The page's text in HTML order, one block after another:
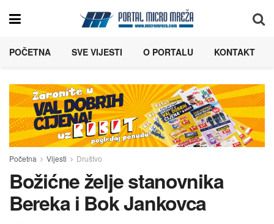
POČETNA SVE VIJESTI O PORTALU KONTAKT
Početna Vijesti Društvo
Božićne želje stanovnika
Bereka i Bok Jankovca